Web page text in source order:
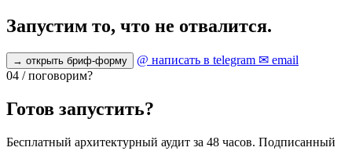
Запустим то, что не отвалится.
→ открыть бриф-форму @ написать в telegram ✉ email
04 / поговорим?
Готов запустить?
Бесплатный архитектурный аудит за 48 часов. Подписанный